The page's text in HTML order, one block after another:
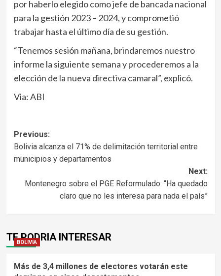
por haberlo elegido como jefe de bancada nacional
para la gestión 2023 – 2024, y comprometió
trabajar hasta el último día de su gestión.
“Tenemos sesión mañana, brindaremos nuestro
informe la siguiente semana y procederemos a la
elección de la nueva directiva camaral”, explicó.
Via: ABI
Navegación
de
entradas
Previous:
Bolivia alcanza el 71% de delimitación territorial entre
municipios y departamentos
Next:
Montenegro sobre el PGE Reformulado: “Ha quedado
claro que no les interesa para nada el país”
TE PODRIA INTERESAR
BOLIVIA
Más de 3,4 millones de electores votarán este